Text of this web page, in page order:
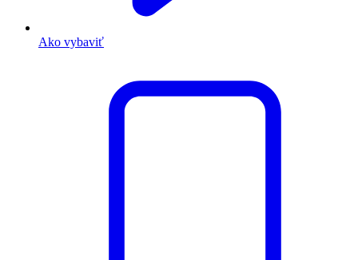
Ako vybaviť